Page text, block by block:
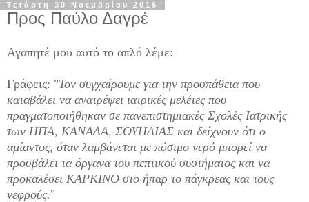
Τετάρτη 30 Νοεμβρίου 2016
Προς Παύλο Δαγρέ
Αγαπητέ μου αυτό το απλό λέμε:
Γράφεις: "Τον συγχαίρουμε για την προσπάθεια που
καταβάλει να ανατρέψει ιατρικές μελέτες που
πραγματοποιήθηκαν σε πανεπιστημιακές Σχολές Ιατρικής
των ΗΠΑ, ΚΑΝΑΔΑ, ΣΟΥΗΔΙΑΣ και δείχνουν ότι ο
αμίαντος, όταν λαμβάνεται με πόσιμο νερό μπορεί να
προσβάλει τα όργανα του πεπτικού συστήματος και να
προκαλέσει ΚΑΡΚΙΝΟ στο ήπαρ το πάγκρεας και τους
νεφρούς."